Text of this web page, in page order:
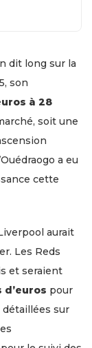
dit long sur la
son
à 28
soit une
a eu
cette
aurait
Les Reds
et seraient
pour
sur